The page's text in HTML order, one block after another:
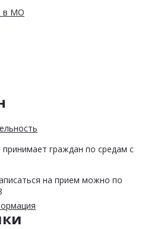
в МО
граждан по средам с
на прием можно по